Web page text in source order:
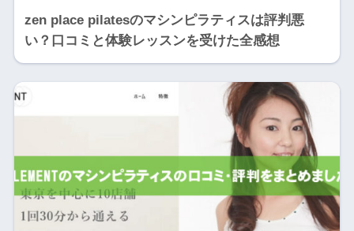
zen place pilatesのマシンピラティスは評判悪
い？口コミと体験レッスンを受けた全感想